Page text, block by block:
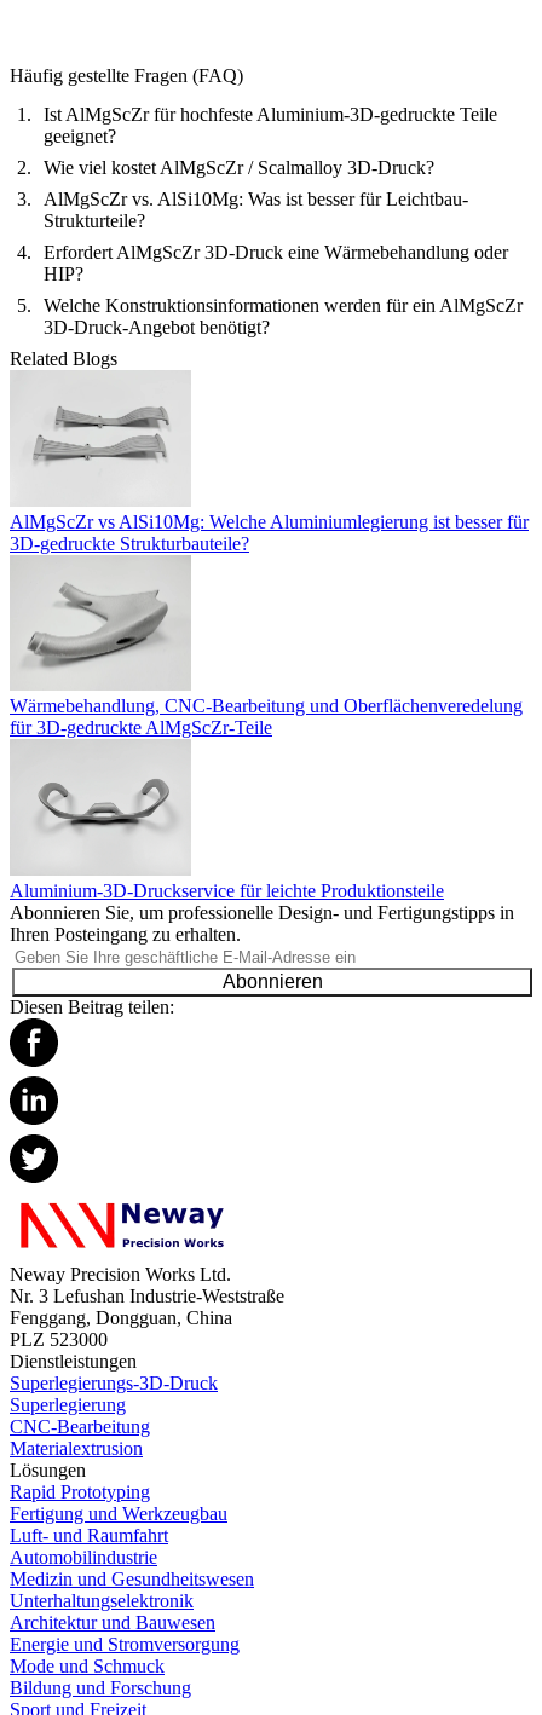
Häufig gestellte Fragen (FAQ)
Ist AlMgScZr für hochfeste Aluminium-3D-gedruckte Teile
geeignet?
Wie viel kostet AlMgScZr / Scalmalloy 3D-Druck?
AlMgScZr vs. AlSi10Mg: Was ist besser für Leichtbau-
Strukturteile?
Erfordert AlMgScZr 3D-Druck eine Wärmebehandlung oder
HIP?
Welche Konstruktionsinformationen werden für ein AlMgScZr
3D-Druck-Angebot benötigt?
Related Blogs
AlMgScZr vs AlSi10Mg: Welche Aluminiumlegierung ist besser für
3D-gedruckte Strukturbauteile?
Wärmebehandlung, CNC-Bearbeitung und Oberflächenveredelung
für 3D-gedruckte AlMgScZr-Teile
Aluminium-3D-Druckservice für leichte Produktionsteile
Abonnieren Sie, um professionelle Design- und Fertigungstipps in
Ihren Posteingang zu erhalten.
Abonnieren
Diesen Beitrag teilen:
Neway Precision Works Ltd.
Nr. 3 Lefushan Industrie-Weststraße
Fenggang, Dongguan, China
PLZ 523000
Dienstleistungen
Superlegierungs-3D-Druck
Superlegierung
CNC-Bearbeitung
Materialextrusion
Lösungen
Rapid Prototyping
Fertigung und Werkzeugbau
Luft- und Raumfahrt
Automobilindustrie
Medizin und Gesundheitswesen
Unterhaltungselektronik
Architektur und Bauwesen
Energie und Stromversorgung
Mode und Schmuck
Bildung und Forschung
Sport und Freizeit